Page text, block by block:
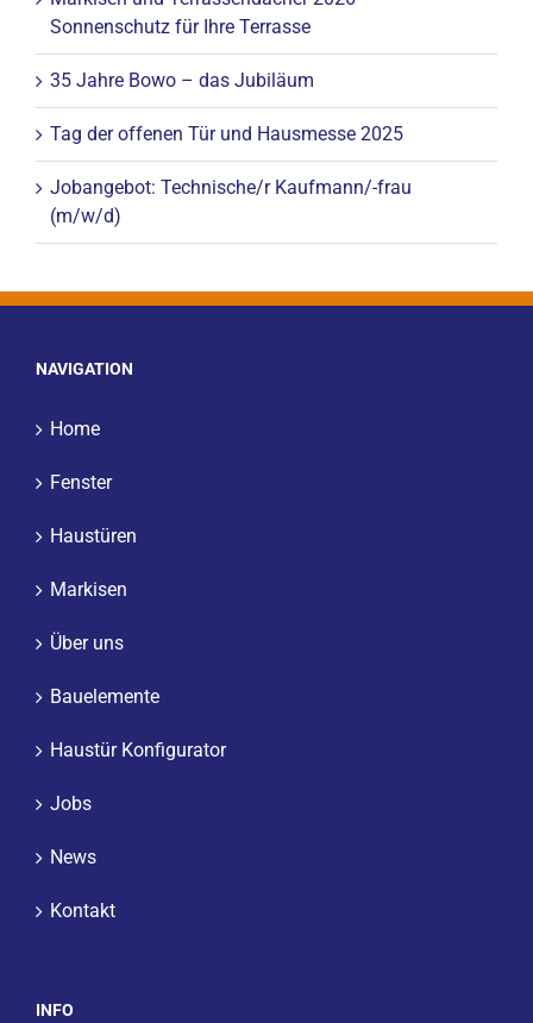
Sonnenschutz für Ihre Terrasse
35 Jahre Bowo – das Jubiläum
Tag der offenen Tür und Hausmesse 2025
Jobangebot: Technische/r Kaufmann/-frau
(m/w/d)
NAVIGATION
Home
Fenster
Haustüren
Markisen
Über uns
Bauelemente
Haustür Konfigurator
Jobs
News
Kontakt
INFO